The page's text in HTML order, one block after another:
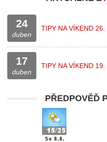
24
duben
TIPY NA VÍKEND
17
duben
TIPY NA VÍKEND
PŘEDPOVĚĎ